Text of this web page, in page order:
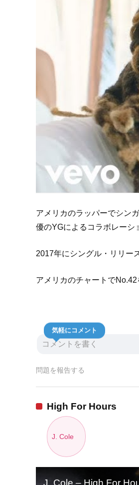
アメリカのラッパーでシン
優のYGによるコラボレーシ
2017年にシングル・リリー
アメリカのチャートでNo.42
気軽にコメント
問題を報告する
High For Hours
J. Cole
J. Cole – High For